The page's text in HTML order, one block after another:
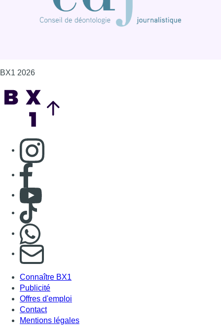
BX1 2026
Consulter page Instagram
Consulter page Facebook
Consulter Youtube
Consulter TikTok
S'abonner à notre newsletter
Connaître BX1
Publicité
Offres d'emploi
Contact
Mentions légales